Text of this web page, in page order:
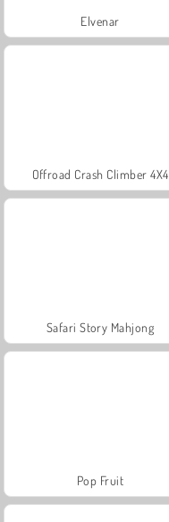
Elvenar
Offroad Crash Climber 4X4
Safari Story Mahjong
Pop Fruit